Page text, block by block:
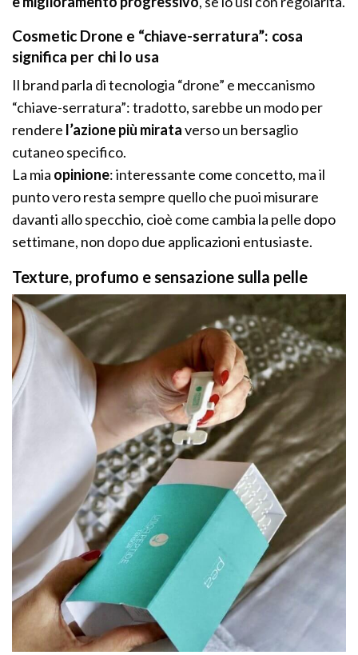
Cosmetic Drone e “chiave-serratura”: cosa
significa per chi lo usa
Il brand parla di tecnologia “drone” e meccanismo
“chiave-serratura”: tradotto, sarebbe un modo per
rendere l’azione più mirataverso un bersaglio
cutaneo specifico.
La mia opinione: interessante come concetto, ma il
punto vero resta sempre quello che puoi misurare
davanti allo specchio, cioè come cambia la pelle dopo
settimane, non dopo due applicazioni entusiaste.
Texture, profumo e sensazione sulla pelle